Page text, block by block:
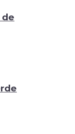
de